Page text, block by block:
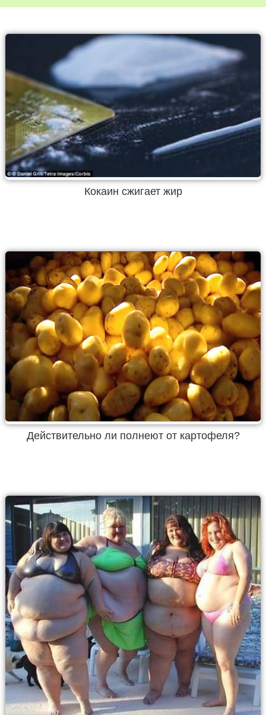
Кокаин сжигает жир
Действительно ли полнеют от картофеля?